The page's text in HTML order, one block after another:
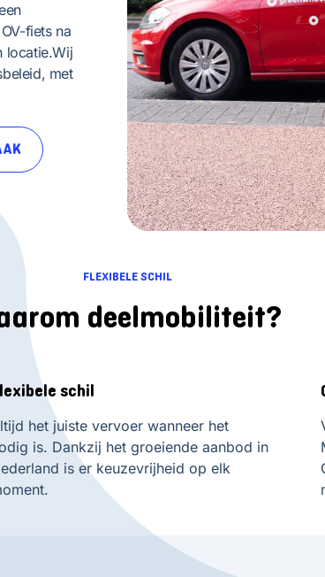
fiets na
locatie.Wij
met
FLEXIBELE SCHIL
deelmobiliteit?
schil
het juiste vervoer wanneer het
is. Dankzij het groeiende aanbod in
is er keuzevrijheid op elk